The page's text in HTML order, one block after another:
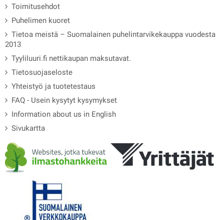
Toimitusehdot
Puhelimen kuoret
Tietoa meistä – Suomalainen puhelintarvikekauppa vuodesta
2013
Tyyliluuri.fi nettikaupan maksutavat.
Tietosuojaseloste
Yhteistyö ja tuotetestaus
FAQ - Usein kysytyt kysymykset
Information about us in English
Sivukartta